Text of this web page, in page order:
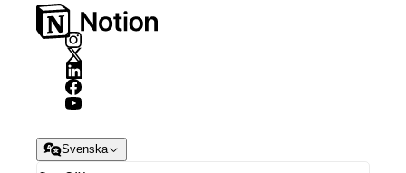
Svenska